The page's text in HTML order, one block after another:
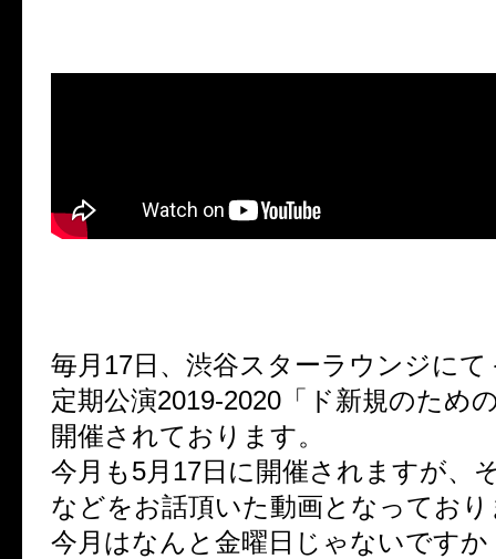
毎月17日、渋谷スターラウンジにて
定期公演2019-2020「ド新規のため
開催されております。
今月も5月17日に開催されますが、
などをお話頂いた動画となってお
今月はなんと金曜日じゃないですか